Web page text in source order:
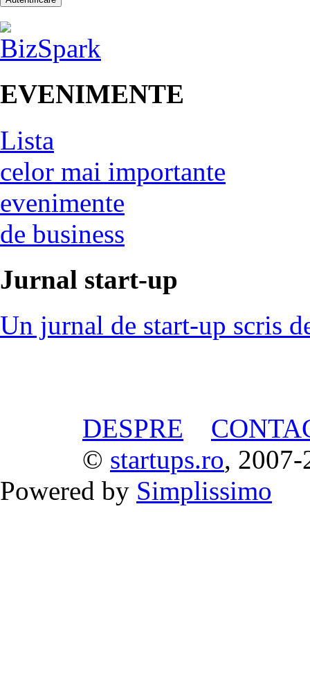
EVENIMENTE
Lista
celor mai importante
evenimente
de business
Jurnal start-up
Un jurnal de start-up scris
DESPRE
© startups.ro, 2007-
Powered by Simplissimo